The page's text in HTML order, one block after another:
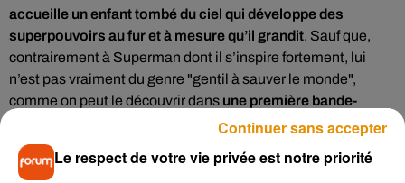
accueille un enfant tombé du ciel qui développe des
superpouvoirs au fur et à mesure qu’il grandit. Sauf que,
contrairement à Superman dont il s’inspire fortement, lui
n’est pas vraiment du genre "gentil à sauver le monde",
comme on peut le découvrir dans une première bande-
Le respect de votre vie privée est notre priorité
Continuer sans accepter